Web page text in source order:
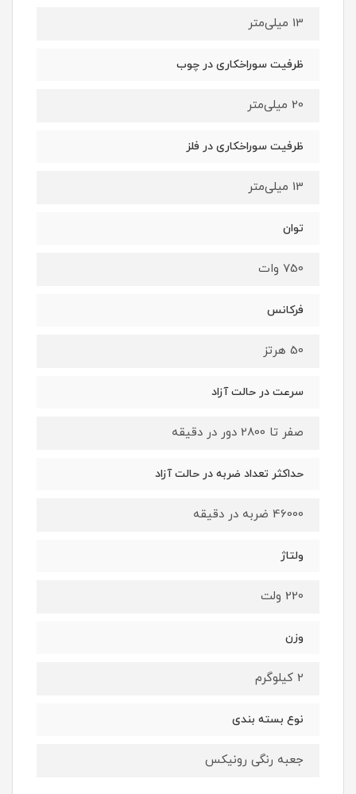
13 میلی‌متر
ظرفیت سوراخکاری در چوب
20 میلی‌متر
ظرفیت سوراخکاری در فلز
13 میلی‌متر
توان
750 وات
فرکانس
50 هرتز
سرعت در حالت آزاد
صفر تا 2800 دور در دقیقه
حداکثر تعداد ضربه در حالت آزاد
46000 ضربه در دقیقه
ولتاژ
220 ولت
وزن
2 کیلوگرم
نوع بسته ‌بندی
جعبه رنگی رونیکس